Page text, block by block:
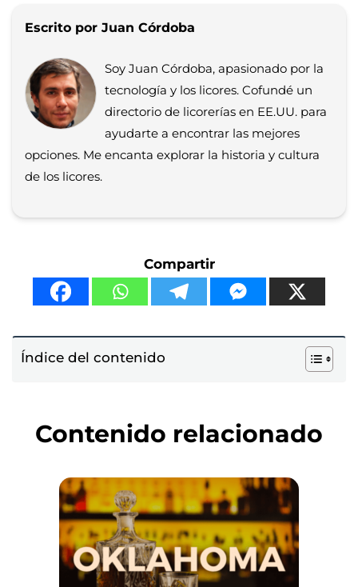
Escrito por Juan Córdoba
Soy Juan Córdoba, apasionado por la
tecnología y los licores. Cofundé un
directorio de licorerías en EE.UU. para
ayudarte a encontrar las mejores
opciones. Me encanta explorar la historia y cultura
de los licores.
Compartir
Índice del contenido
Contenido relacionado